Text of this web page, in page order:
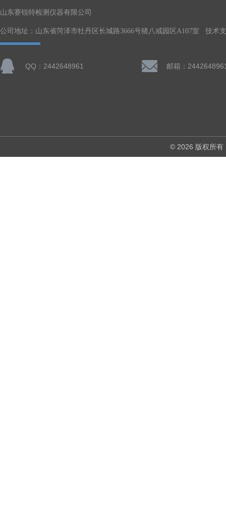
山东赛锐特检测仪器有限公司
公司地址：山东省菏泽市牡丹区长城路3666号猪八戒园区A107室 技术
QQ：2442648961 邮箱：
© 2026 版权所